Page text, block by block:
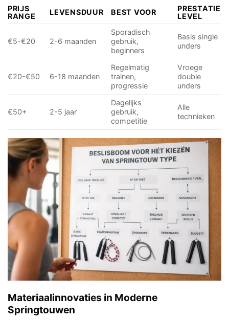
PRIJS
RANGE
LEVENSDUUR BEST VOOR
PRESTATIE
LEVEL
€5-€20 2-6 maanden
Sporadisch
gebruik,
beginners
Basis single
unders
€20-€50 6-18 maanden
Regelmatig
trainen,
progressie
Vroege
double
unders
€50+ 2-5 jaar
Dagelijks
gebruik,
competitie
Alle
technieken
Materiaalinnovaties in Moderne
Springtouwen